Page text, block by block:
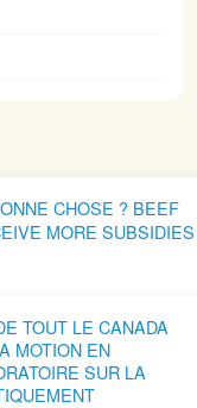
CHOSE ? BEEF
MORE SUBSIDIES
TOUT LE CANADA
MOTION EN
SUR LA